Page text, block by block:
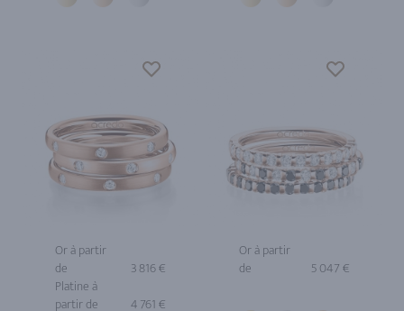
Or à partir
de
3 816 €
Platine à
partir de
4 761 €
Or à partir
de
5 047 €